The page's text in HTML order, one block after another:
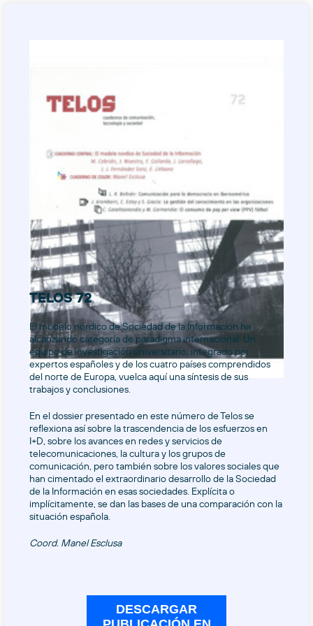
TELOS 72
El modelo nórdico de Sociedad de la Información ha
alcanzando categoría de paradigma internacional. Un
equipo de investigación universitario, integrado por
expertos españoles y de los cuatro países comprendidos
del norte de Europa, vuelca aquí una síntesis de sus
trabajos y conclusiones.
En el dossier presentado en este número de Telos se
reflexiona así sobre la trascendencia de los esfuerzos en
I+D, sobre los avances en redes y servicios de
telecomunicaciones, la cultura y los grupos de
comunicación, pero también sobre los valores sociales que
han cimentado el extraordinario desarrollo de la Sociedad
de la Información en esas sociedades. Explícita o
implícitamente, se dan las bases de una comparación con la
situación española.
Coord. Manel Esclusa
DESCARGAR